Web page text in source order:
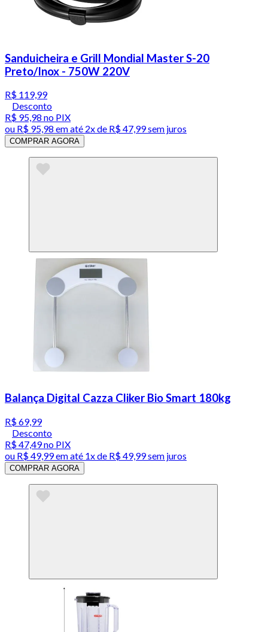
Sanduicheira e Grill Mondial Master S-20
Preto/Inox - 750W 220V
R$ 119,99
Desconto
R$ 95,98 no PIX
ou R$ 95,98 em até 2x de R$ 47,99 sem juros
COMPRAR AGORA
Balança Digital Cazza Cliker Bio Smart 180kg
R$ 69,99
Desconto
R$ 47,49no PIX
ou R$ 49,99em até 1x de R$ 49,99sem juros
COMPRAR AGORA